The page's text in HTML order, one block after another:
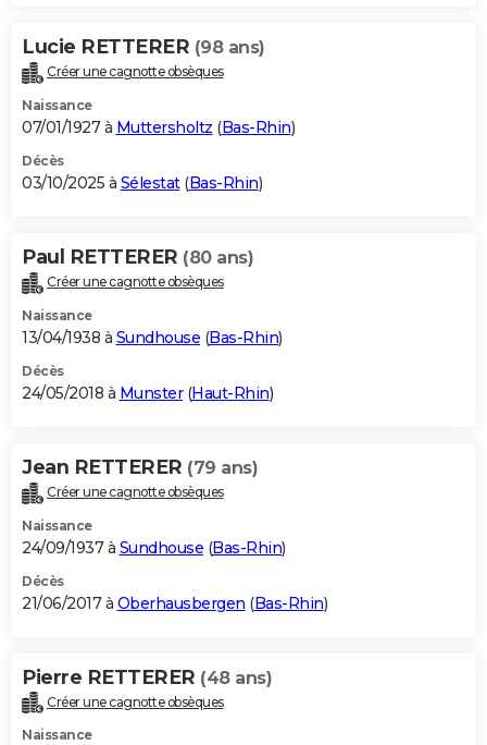
Carte de Noël
Carte Bonne année
Carte Saint-Valentin
Carte Pâques
Carte d'anniversaire
DICTIONNAIRE
Dictionnaire
Biographies
Citations
Expressions
Proverbes
PROGRAMME TV
S'inscrire
Se connecter
Lycées
Collèges
Primaires
Universités
Entreprises
Service militaire
Avis de recherche
AVIS DE DÉCÈS
Bricolage
Lifestyle
Culture
Sport
Auto
Television
Voyage
Cinema
Lucie RETTERER (98 ans)
Créer une cagnotte obsèques
Naissance
07/01/1927 à Muttersholtz (Bas-Rhin)
Décès
03/10/2025 à Sélestat(Bas-Rhin)
Paul RETTERER (80 ans)
Créer une cagnotte obsèques
Naissance
13/04/1938 à Sundhouse (Bas-Rhin)
Décès
24/05/2018 à Munster(Haut-Rhin)
Jean RETTERER (79 ans)
Créer une cagnotte obsèques
Naissance
24/09/1937 à Sundhouse (Bas-Rhin)
Décès
21/06/2017 à Oberhausbergen (Bas-Rhin)
Pierre RETTERER (48 ans)
Créer une cagnotte obsèques
Naissance